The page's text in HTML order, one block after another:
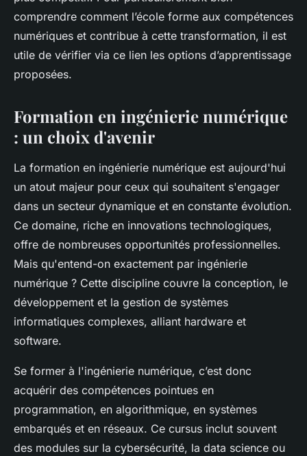
comprendre comment l’école forme aux compétences
numériques et contribue à cette transformation, il est
utile de vérifier via ce lien les options d’apprentissage
proposées.
Formation en ingénierie numérique
: un choix d'avenir
La formation en ingénierie numérique est aujourd'hui
un atout majeur pour ceux qui souhaitent s'engager
dans un secteur dynamique et en constante évolution.
Ce domaine, riche en innovations technologiques,
offre de nombreuses opportunités professionnelles.
Mais qu'entend-on exactement par ingénierie
numérique ? Cette discipline couvre la conception, le
développement et la gestion de systèmes
informatiques complexes, alliant hardware et
software.
Se former à l'ingénierie numérique, c’est donc
acquérir des compétences pointues en
programmation, en algorithmique, en systèmes
embarqués et en réseaux. Ce cursus inclut souvent
des modules sur la cybersécurité, la data science ou